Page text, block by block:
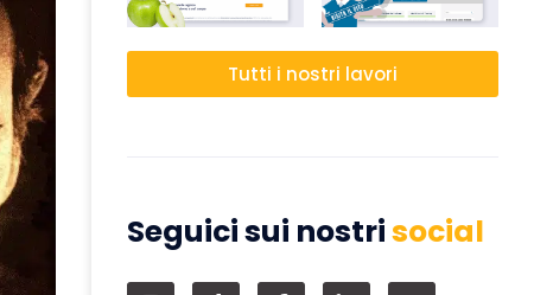
Tutti i nostri lavori
Seguici sui nostrisocial